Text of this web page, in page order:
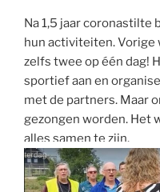
Na 1,5 jaar coronastilte
hun activiteiten. Vorige
zelfs twee op één dag!
sportief aan en
met de partners. Maar
gezongen worden. Het
alles samen te zijn.